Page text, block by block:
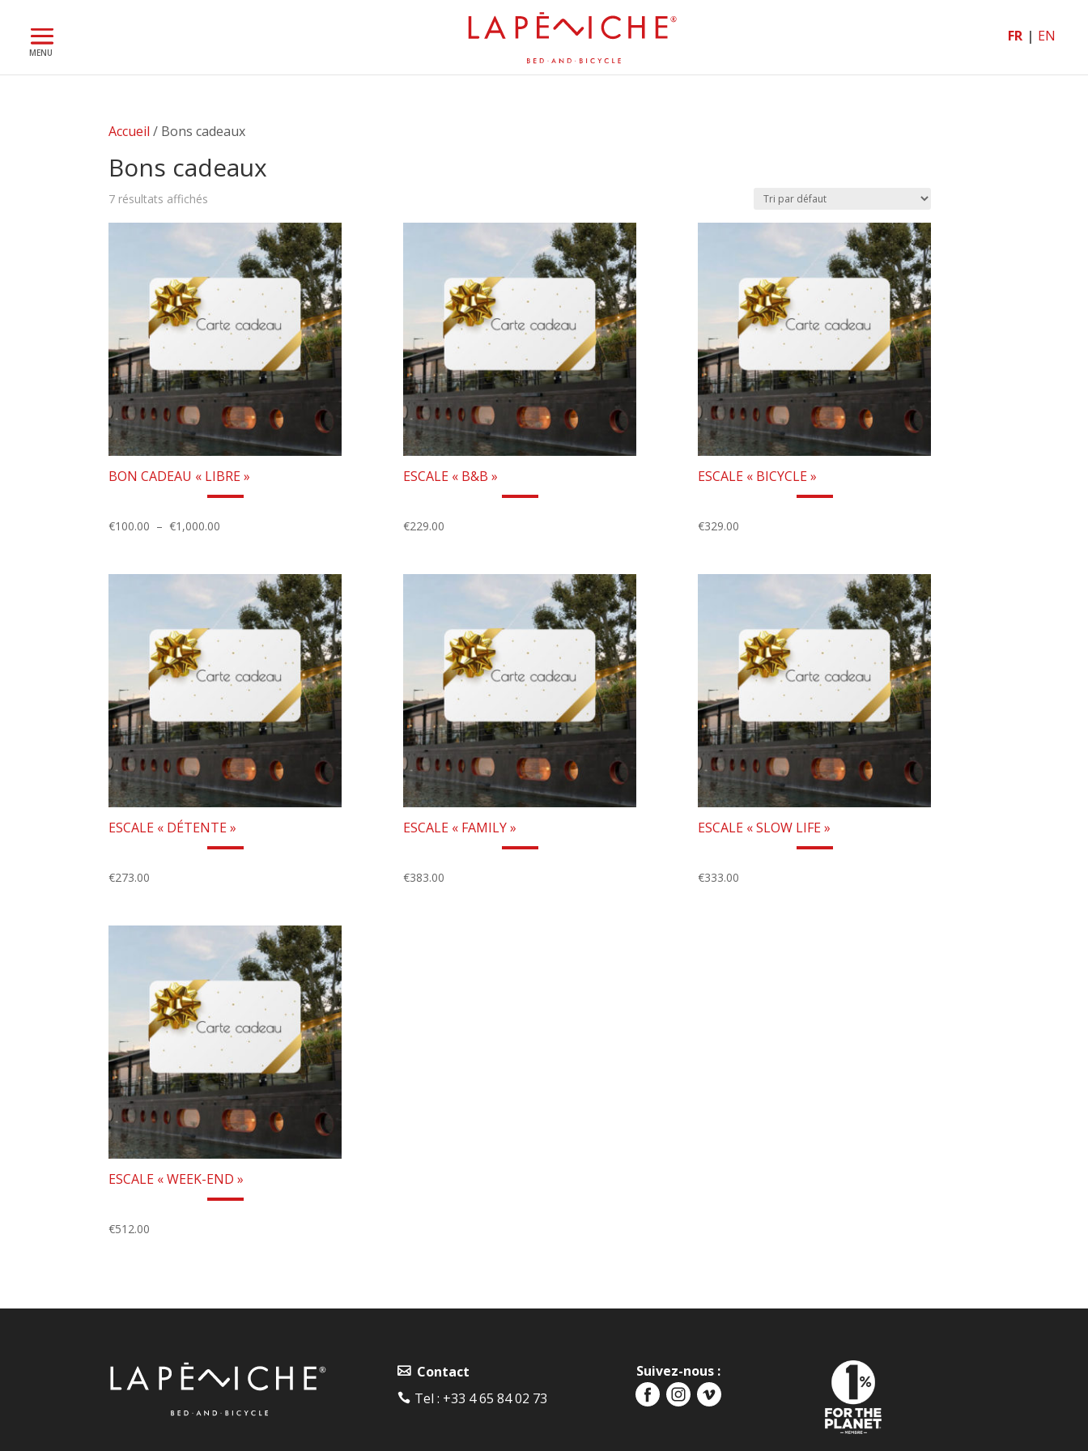
FR EN
Accueil / Bons cadeaux
Bons cadeaux
7 résultats affichés
BON CADEAU « LIBRE »
€100.00 – €1,000.00
€100.00
€1,000.00
ESCALE « B&B »
€229.00
ESCALE « BICYCLE »
€329.00
ESCALE « DÉTENTE »
€273.00
ESCALE « FAMILY »
€383.00
ESCALE « SLOW LIFE »
€333.00
ESCALE « WEEK-END »
€512.00
Contact
Tel : +33 4 65 84 02 73‬
Suivez-nous :